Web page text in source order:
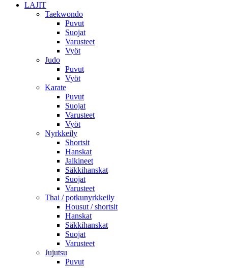
LAJIT
Taekwondo
Puvut
Suojat
Varusteet
Vyöt
Judo
Puvut
Vyöt
Karate
Puvut
Suojat
Varusteet
Vyöt
Nyrkkeily
Shortsit
Hanskat
Jalkineet
Säkkihanskat
Suojat
Varusteet
Thai / potkunyrkkeily
Housut / shortsit
Hanskat
Säkkihanskat
Suojat
Varusteet
Jujutsu
Puvut